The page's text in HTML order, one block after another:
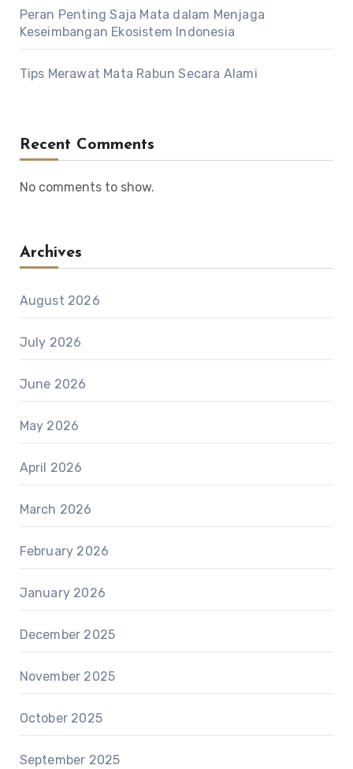
Peran Penting Saja Mata dalam Menjaga
Keseimbangan Ekosistem Indonesia
Tips Merawat Mata Rabun Secara Alami
Recent Comments
No comments to show.
Archives
August 2026
July 2026
June 2026
May 2026
April 2026
March 2026
February 2026
January 2026
December 2025
November 2025
October 2025
September 2025